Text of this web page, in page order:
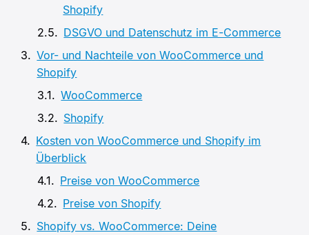
Shopify
DSGVO und Datenschutz im E-Commerce
Vor- und Nachteile von WooCommerce und
Shopify
WooCommerce
Shopify
Kosten von WooCommerce und Shopify im
Überblick
Preise von WooCommerce
Preise von Shopify
Shopify vs. WooCommerce: Deine